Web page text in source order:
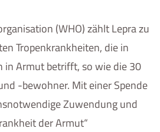
(WHO) zählt Lepra zu
Tropenkrankheiten, die in
in Armut betrifft, so wie die 30
-bewohner. Mit einer Spende
Zuwendung und
der Armut“